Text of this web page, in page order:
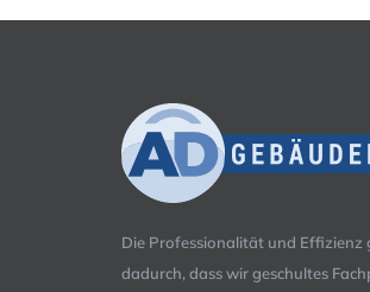
Die Professionalität und Effizienz
dadurch, dass wir geschultes